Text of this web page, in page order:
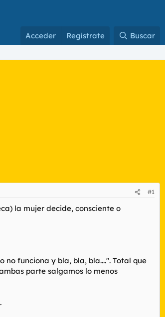
Acceder Regístrate Buscar
#1
la mujer decide, consciente o
funciona y bla, bla, bla....". Total que
parte salgamos lo menos